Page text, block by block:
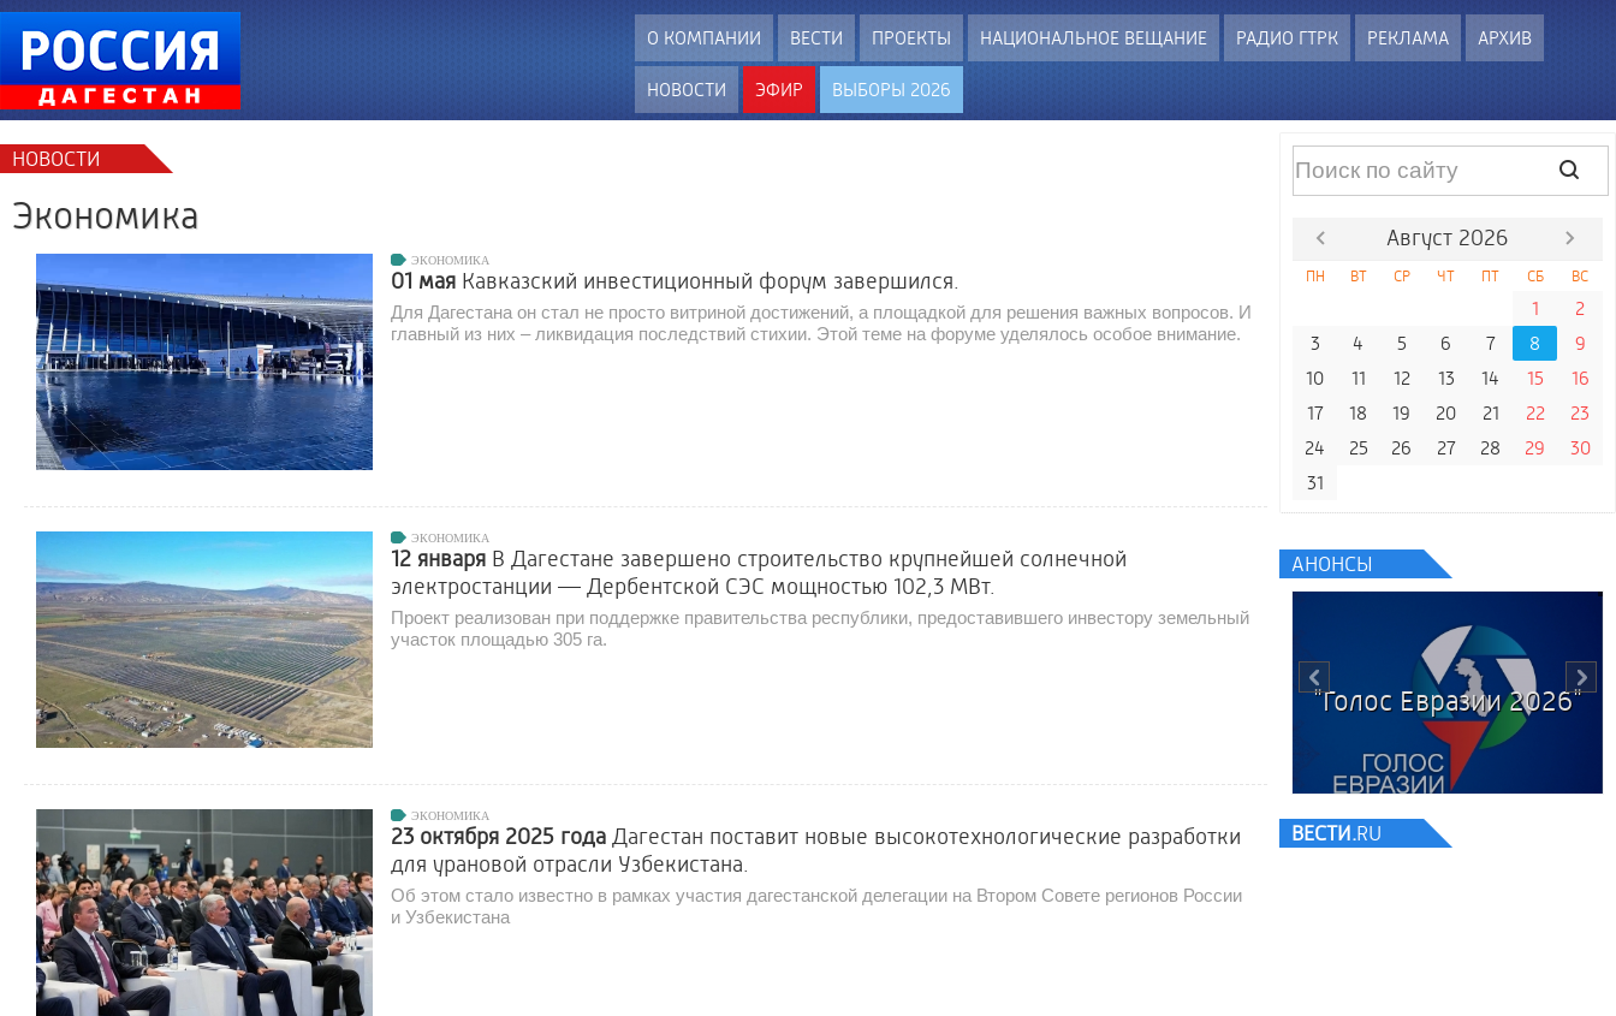
О КОМПАНИИ ВЕСТИ ПРОЕКТЫ НАЦИОНАЛЬНОЕ ВЕЩАНИЕ РАДИО ГТРК РЕКЛАМА АРХИВ
НОВОСТИ ЭФИР ВЫБОРЫ 2026
Август 2026
ПН ВТ СР ЧТ ПТ СБ ВС
1
2
3
4 5 6 7 8
9
10
11 12 13 14 15
16
17
18 19 20 21 22
23
24
25 26 27 28 29
30
31
АНОНСЫ
"Голос Евразии 2026"
ВЕСТИ.RU
НОВОСТИ
Экономика
ЭКОНОМИКА
01 мая Кавказский инвестиционный форум завершился.
Для Дагестана он стал не просто витриной достижений, а площадкой для решения важных вопросов. И
главный из них – ликвидация последствий стихии. Этой теме на форуме уделялось особое внимание.
ЭКОНОМИКА
12 января В Дагестане завершено строительство крупнейшей солнечной
электростанции — Дербентской СЭС мощностью 102,3 МВт.
Проект реализован при поддержке правительства республики, предоставившего инвестору земельный
участок площадью 305 га.
ЭКОНОМИКА
23 октября 2025 года Дагестан поставит новые высокотехнологические разработки
для урановой отрасли Узбекистана.
Об этом стало известно в рамках участия дагестанской делегации на Втором Совете регионов России
и Узбекистана